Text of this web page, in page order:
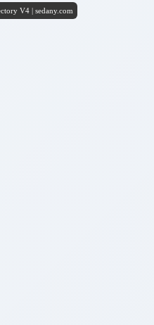
by Sedany Directory V4 | sedany.com